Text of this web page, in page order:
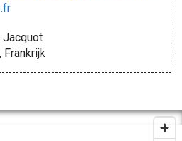
Jacquot
Frankrijk